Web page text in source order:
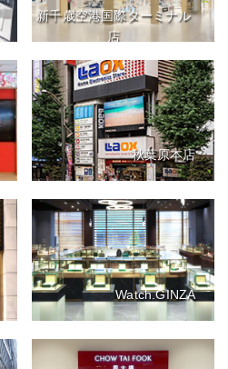
新千歳空港国際ターミナル
店
秋葉原本店
Watch.GINZA